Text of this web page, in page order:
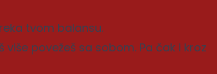
tvom balansu.
povežeš sa sobom. Pa čak i kroz